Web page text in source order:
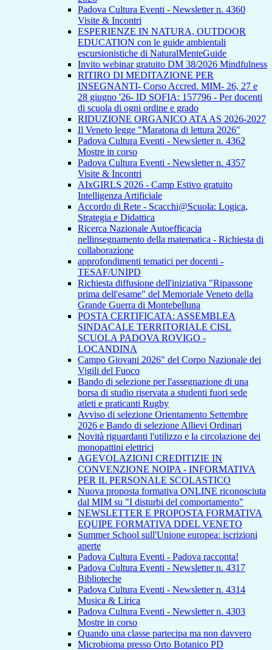
Padova Cultura Eventi - Newsletter n. 4360
Visite & Incontri
ESPERIENZE IN NATURA, OUTDOOR
EDUCATION con le guide ambientali
escursionistiche di NaturalMenteGuide
Invito webinar gratuito DM 38/2026 Mindfulness
RITIRO DI MEDITAZIONE PER
INSEGNANTI- Corso Accred. MIM- 26, 27 e
28 giugno '26- ID SOFIA: 157796 - Per docenti
di scuola di ogni ordine e grado
RIDUZIONE ORGANICO ATA AS 2026-2027
Il Veneto legge "Maratona di lettura 2026"
Padova Cultura Eventi - Newsletter n. 4362
Mostre in corso
Padova Cultura Eventi - Newsletter n. 4357
Visite & Incontri
AIxGIRLS 2026 - Camp Estivo gratuito
Intelligenza Artificiale
Accordo di Rete - Scacchi@Scuola: Logica,
Strategia e Didattica
Ricerca Nazionale Autoefficacia
nellinsegnamento della matematica - Richiesta di
collaborazione
approfondimenti tematici per docenti -
TESAF/UNIPD
Richiesta diffusione dell'iniziativa "Ripassone
prima dell'esame" del Memoriale Veneto della
Grande Guerra di Montebelluna
POSTA CERTIFICATA: ASSEMBLEA
SINDACALE TERRITORIALE CISL
SCUOLA PADOVA ROVIGO -
LOCANDINA
Campo Giovani 2026" del Corpo Nazionale dei
Vigili del Fuoco
Bando di selezione per l'assegnazione di una
borsa di studio riservata a studenti fuori sede
atleti e praticanti Rugby
Avviso di selezione Orientamento Settembre
2026 e Bando di selezione Allievi Ordinari
Novità riguardanti l'utilizzo e la circolazione dei
monopattini elettrici
AGEVOLAZIONI CREDITIZIE IN
CONVENZIONE NOIPA - INFORMATIVA
PER IL PERSONALE SCOLASTICO
Nuova proposta formativa ONLINE riconosciuta
dal MIM su "I disturbi del comportamento"
NEWSLETTER E PROPOSTA FORMATIVA
EQUIPE FORMATIVA DDEL VENETO
Summer School sull'Unione europea: iscrizioni
aperte
Padova Cultura Eventi - Padova racconta!
Padova Cultura Eventi - Newsletter n. 4317
Biblioteche
Padova Cultura Eventi - Newsletter n. 4314
Musica & Lirica
Padova Cultura Eventi - Newsletter n. 4303
Mostre in corso
Quando una classe partecipa ma non davvero
Microbioma presso Orto Botanico PD